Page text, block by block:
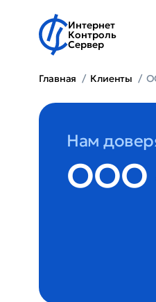
Интернет
Контроль
Сервер
Главная Клиенты
Нам